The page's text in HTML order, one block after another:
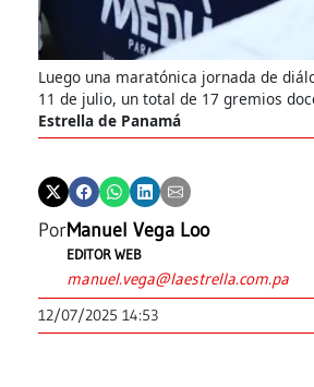
Luego una maratónica jornada de
11 de julio, un total de 17 gremios
Estrella de Panamá
PorManuel Vega Loo
EDITOR WEB
manuel.vega@laestrella.com.pa
12/07/2025 14:53